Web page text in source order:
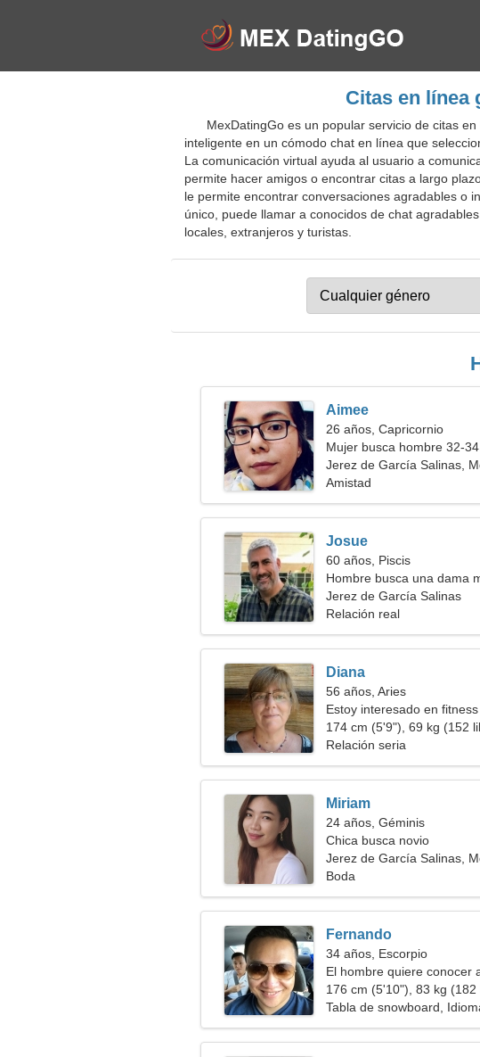
Citas en línea
MexDatingGo es un popular servicio de citas
inteligente en un cómodo chat en línea que
La comunicación virtual ayuda al usuario a
permite hacer amigos o encontrar citas a largo
le permite encontrar conversaciones agradables o
único, puede llamar a conocidos de chat
locales, extranjeros y turistas.
Aimee
26 años, Capricornio
Mujer busca hombre 32-34
Jerez de García Salinas,
Amistad
Josue
60 años, Piscis
Hombre busca una dama
Jerez de García Salinas
Relación real
Diana
56 años, Aries
Estoy interesado en
174 cm (5'9"), 69 kg (152
Relación seria
Miriam
24 años, Géminis
Chica busca novio
Jerez de García Salinas,
Boda
Fernando
34 años, Escorpio
El hombre quiere conocer
176 cm (5'10"), 83 kg (182
Tabla de snowboard,